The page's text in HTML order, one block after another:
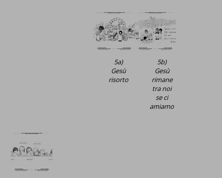
5a)
Gesù
risorto
5b)
Gesù
rimane
tra noi
se ci
amiamo